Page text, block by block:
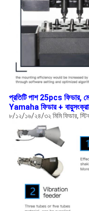
প্রতিটি পাশ 25pcs ফিডার,
Yamaha ফিডার +
৮/১২/১৬/২৪/৩২ মিমি ফিডার,